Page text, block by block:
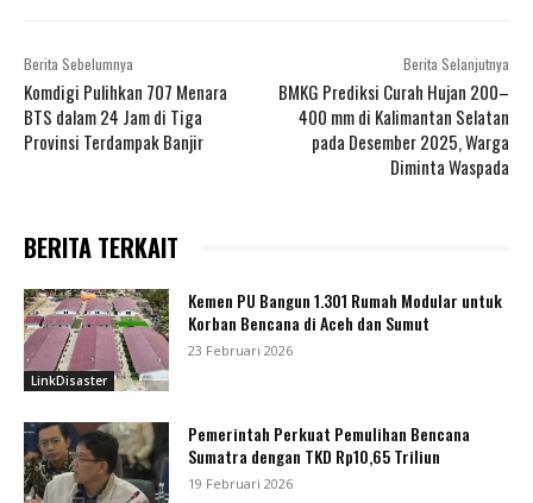
Berita Sebelumnya
Komdigi Pulihkan 707 Menara
BTS dalam 24 Jam di Tiga
Provinsi Terdampak Banjir
Berita Selanjutnya
BMKG Prediksi Curah Hujan 200–
400 mm di Kalimantan Selatan
pada Desember 2025, Warga
Diminta Waspada
BERITA TERKAIT
LinkDisaster
Kemen PU Bangun 1.301 Rumah Modular untuk
Korban Bencana di Aceh dan Sumut
23 Februari 2026
Pemerintah Perkuat Pemulihan Bencana
Sumatra dengan TKD Rp10,65 Triliun
19 Februari 2026